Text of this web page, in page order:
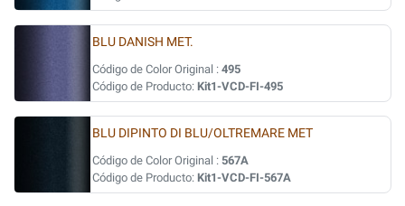
BLU DANISH MET.
Código de Color Original : 495
Código de Producto: Kit1-VCD-FI-495
BLU DIPINTO DI BLU/OLTREMARE MET
Código de Color Original : 567A
Código de Producto: Kit1-VCD-FI-567A